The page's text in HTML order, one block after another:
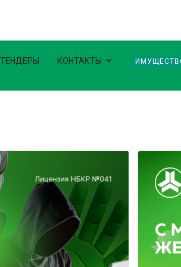
ТЕНДЕРЫ КОНТАКТЫ